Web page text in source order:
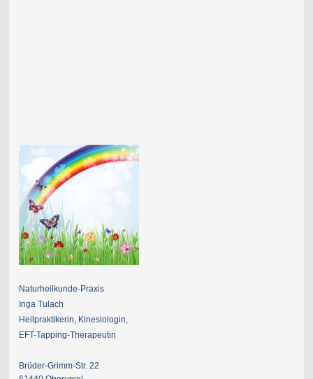
Naturheilkunde-Praxis
Inga Tulach
Heilpraktikerin, Kinesiologin,
EFT-Tapping-Therapeutin
Brüder-Grimm-Str. 22